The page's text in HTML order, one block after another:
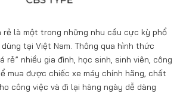
rẻ là một trong những nhu cầu cực kỳ phổ
tại Việt Nam. Thông qua hình thức
rẻ” nhiều gia đình, học sinh, sinh viên, công
mua được chiếc xe máy chính hãng, chất
công việc và đi lại hàng ngày dễ dàng